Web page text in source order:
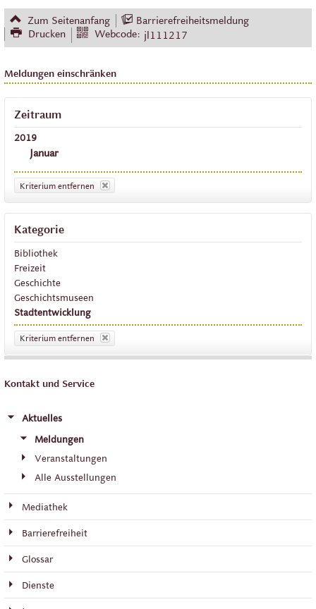
Zum Seitenanfang
Barrierefreiheitsmeldung
Drucken
Webcode: jl111217
Meldungen einschränken
Zeitraum
2019
Januar
Kriterium entfernen
Kategorie
Bibliothek
Freizeit
Geschichte
Geschichtsmuseen
Stadtentwicklung
Kriterium entfernen
Kontakt und Service
Aktuelles
Meldungen
Veranstaltungen
Alle Ausstellungen
Mediathek
Barrierefreiheit
Glossar
Dienste